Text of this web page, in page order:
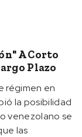
A Corto
Plazo
régimen en
la posibilidad
venezolano se
las